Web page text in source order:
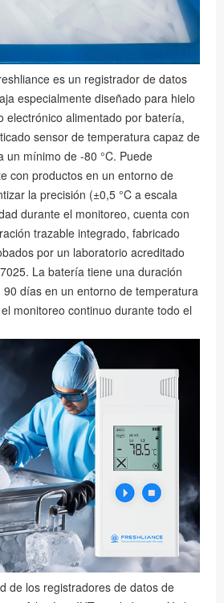
es un registrador de datos
especialmente diseñado para hielo
electrónico alimentado por batería,
sensor de temperatura capaz de
un mínimo de -80 °C. Puede
con productos en un entorno de
la precisión (±0,5 °C a escala
durante el monitoreo, cuenta con
trazable integrado, fabricado
por un laboratorio acreditado
La batería tiene una duración
días en un entorno de temperatura
monitoreo continuo durante todo el
de los registradores de datos de